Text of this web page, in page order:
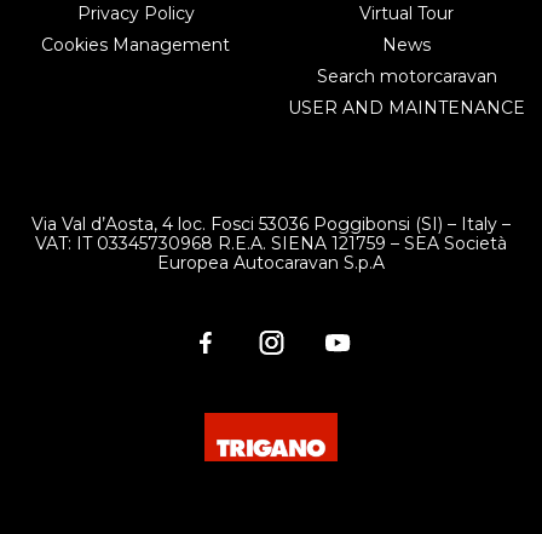
Privacy Policy
Cookies Management
Virtual Tour
News
Search motorcaravan
USER AND MAINTENANCE
Via Val d’Aosta, 4 loc. Fosci 53036 Poggibonsi (SI) – Italy –
VAT: IT 03345730968 R.E.A. SIENA 121759 – SEA Società
Europea Autocaravan S.p.A